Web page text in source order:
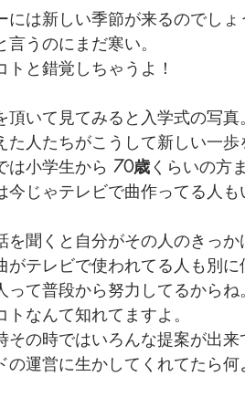
来るまでを追ったドキュメンタリー
には新しい季節が来るのでしょ
うのにまだ寒い。
トと錯覚しちゃうよ！
頂いて見てみると入学式の写真
た人たちがこうして新しい一
は小学生から 70歳くらいの方
今じゃテレビで曲作ってる人も
を聞くと自分がその人のきっ
がテレビで使われてる人も別
って普段から努力してるからね
トなんて知れてますよ。
その時ではいろんな提案が出
の運営に生かしてくれてたら